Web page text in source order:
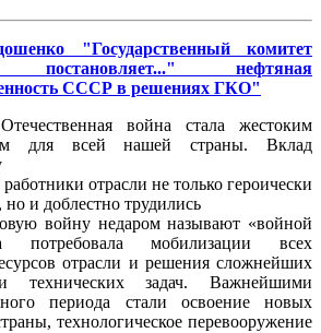
"Государственный комитет
постановляет..." нефтяная
СССР в решениях ГКО"
война стала жестоким
для всей нашей страны. Вклад
отрасли не только героически
и доблестно трудились
войну недаром называют «войной
мобилизации всех
отрасли и решения сложнейших
технических задач. Важнейшими
периода стали освоение новых
технологическое перевооружение